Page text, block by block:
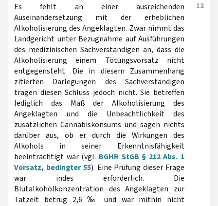
12
Es fehlt an einer ausreichenden
Auseinandersetzung mit der erheblichen
Alkoholisierung des Angeklagten. Zwar nimmt das
Landgericht unter Bezugnahme auf Ausführungen
des medizinischen Sachverständigen an, dass die
Alkoholisierung einem Tötungsvorsatz nicht
entgegensteht. Die in diesem Zusammenhang
zitierten Darlegungen des Sachverständigen
tragen diesen Schluss jedoch nicht. Sie betreffen
lediglich das Maß der Alkoholisierung des
Angeklagten und die Unbeachtlichkeit des
zusätzlichen Cannabiskonsums und sagen nichts
darüber aus, ob er durch die Wirkungen des
Alkohols in seiner Erkenntnisfähigkeit
beeinträchtigt war (vgl. BGHR StGB § 212 Abs. 1
Vorsatz, bedingter 55). Eine Prüfung dieser Frage
war indes erforderlich. Die
Blutalkoholkonzentration des Angeklagten zur
Tatzeit betrug 2,6 ‰ und war mithin nicht